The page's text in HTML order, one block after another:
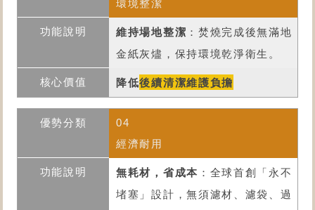
環境整潔
維持場地整潔 ：焚燒完成後無滿地
金紙灰燼，保持環境乾淨衛生。
降低後續清潔維護負擔
04
經濟耐用
無耗材，省成本 ：全球首創「永不
堵塞」設計，無須濾材、濾袋、過